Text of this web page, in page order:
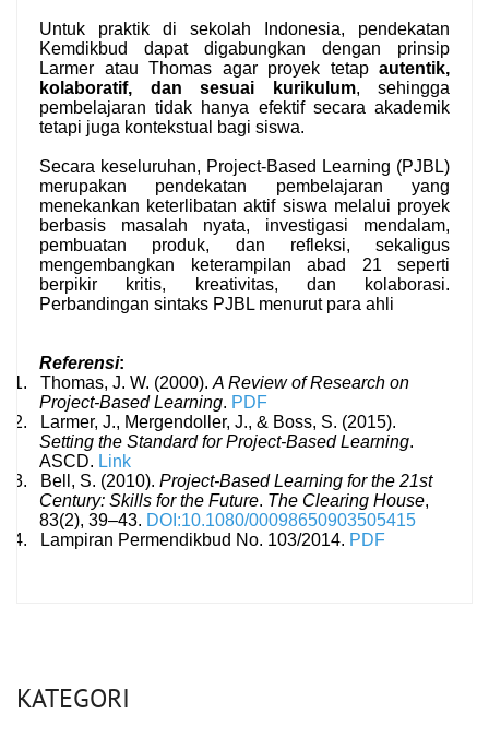
Untuk praktik di sekolah Indonesia, pendekatan
Kemdikbud dapat digabungkan dengan prinsip
Larmer atau Thomas agar proyek tetap autentik,
kolaboratif, dan sesuai kurikulum, sehingga
pembelajaran tidak hanya efektif secara akademik
tetapi juga kontekstual bagi siswa.
Secara keseluruhan, Project-Based Learning (PJBL)
merupakan pendekatan pembelajaran yang
menekankan keterlibatan aktif siswa melalui proyek
berbasis masalah nyata, investigasi mendalam,
pembuatan produk, dan refleksi, sekaligus
mengembangkan keterampilan abad 21 seperti
berpikir kritis, kreativitas, dan kolaborasi.
Perbandingan sintaks PJBL menurut para ahli
Referensi:
1.
Thomas, J. W. (2000). A Review of Research on
Project-Based Learning. PDF
2.
Larmer, J., Mergendoller, J., & Boss, S. (2015).
Setting the Standard for Project-Based Learning.
ASCD. Link
3.
Bell, S. (2010). Project-Based Learning for the 21st
Century: Skills for the Future. The Clearing House,
83(2), 39–43. DOI:10.1080/00098650903505415
4.
Lampiran Permendikbud No. 103/2014. PDF
KATEGORI